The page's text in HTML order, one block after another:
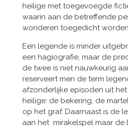
heilige met toegevoegde
waarin aan de betreffende
wonderen toegedicht
Een legende is minder
een hagiografie, maar de
de twee is niet nauwkeurig
reserveert men de term
afzonderlijke episoden uit
heilige: de bekering, de
op het graf. Daarnaast is de
aan het mirakelspel maar de